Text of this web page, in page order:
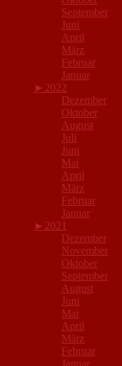
September
Juni
April
März
Februar
Januar
► 2022
Dezember
Oktober
August
Juli
Juni
Mai
April
März
Februar
Januar
► 2021
Dezember
November
Oktober
September
August
Juni
Mai
April
März
Februar
Januar